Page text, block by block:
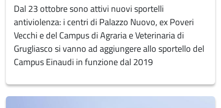
Dal 23 ottobre sono attivi nuovi sportelli
antiviolenza: i centri di Palazzo Nuovo, ex Poveri
Vecchi e del Campus di Agraria e Veterinaria di
Grugliasco si vanno ad aggiungere allo sportello del
Campus Einaudi in funzione dal 2019